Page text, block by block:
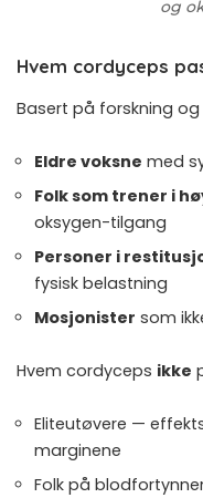
og
Hvem cordyceps
Basert på forskning og
Eldre voksne med
Folk som trener i
oksygen-tilgang
Personer i
fysisk belastning
Mosjonister som
Hvem cordyceps ikke
Eliteutøvere —
marginene
Folk på